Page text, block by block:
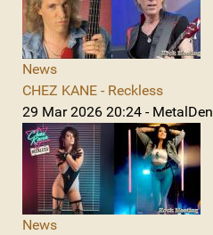
News
CHEZ KANE - Reckless
29 Mar 2026 20:24 - MetalDen
News